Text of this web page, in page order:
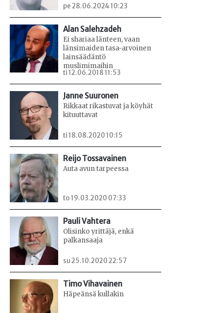
pe 28.06.2024 10:23
Alan Salehzadeh
Ei shariaa länteen, vaan
länsimaiden tasa-arvoinen
lainsäädäntö
muslimimaihin
ti 12.06.2018 11:53
Janne Suuronen
Rikkaat rikastuvat ja köyhät
kituuttavat
ti 18.08.2020 10:15
Reijo Tossavainen
Auta avun tarpeessa
to 19.03.2020 07:33
Pauli Vahtera
Olisinko yrittäjä, enkä
palkansaaja
su 25.10.2020 22:57
Timo Vihavainen
Häpeänsä kullakin